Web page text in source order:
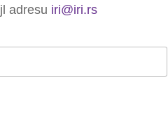
adresu iri@iri.rs